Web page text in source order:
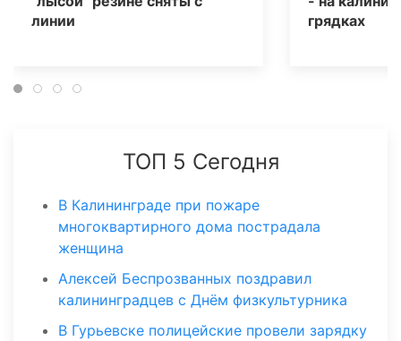
линии
грядках
ТОП 5 Сегодня
В Калининграде при пожаре
многоквартирного дома пострадала
женщина
Алексей Беспрозванных поздравил
калининградцев с Днём физкультурника
В Гурьевске полицейские провели зарядку